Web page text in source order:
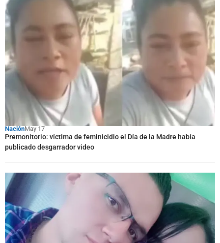
NaciónMay 17
Premonitorio: víctima de feminicidio el Día de la Madre había
publicado desgarrador video